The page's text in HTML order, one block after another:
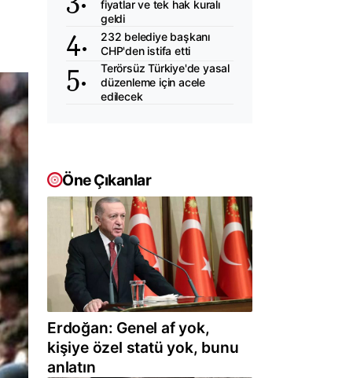
fiyatlar ve tek hak kuralı
geldi
232 belediye başkanı
CHP'den istifa etti
Terörsüz Türkiye'de yasal
düzenleme için acele
edilecek
Öne Çıkanlar
Erdoğan: Genel af yok,
kişiye özel statü yok, bunu
anlatın